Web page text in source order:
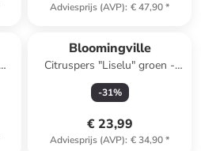
Adviesprijs (AVP): € 47,90*
Bloomingville
Citruspers "Liselu" groen -
(H)15,5 x Ø 17 cm
-31%
€ 23,99
Adviesprijs (AVP): € 34,90*